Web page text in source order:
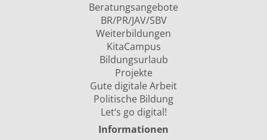
Beratungsangebote
BR/PR/JAV/SBV
Weiterbildungen
KitaCampus
Bildungsurlaub
Projekte
Gute digitale Arbeit
Politische Bildung
Let‘s go digital!
Informationen